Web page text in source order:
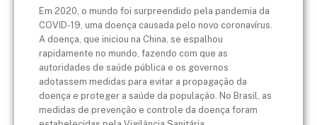
Em 2020, o mundo foi surpreendido pela pandemia da
COVID-19, uma doença causada pelo novo coronavírus.
A doença, que iniciou na China, se espalhou
rapidamente no mundo, fazendo com que as
autoridades de saúde pública e os governos
adotassem medidas para evitar a propagação da
doença e proteger a saúde da população. No Brasil, as
medidas de prevenção e controle da doença foram